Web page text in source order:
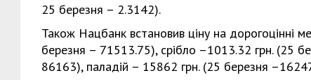
25 березня – 2.3142).
Також Нацбанк встановив ціну на дорогоцінні
березня – 71513.75), срібло –1013.32 грн. (25
86163), паладій – 15862 грн. (25 березня